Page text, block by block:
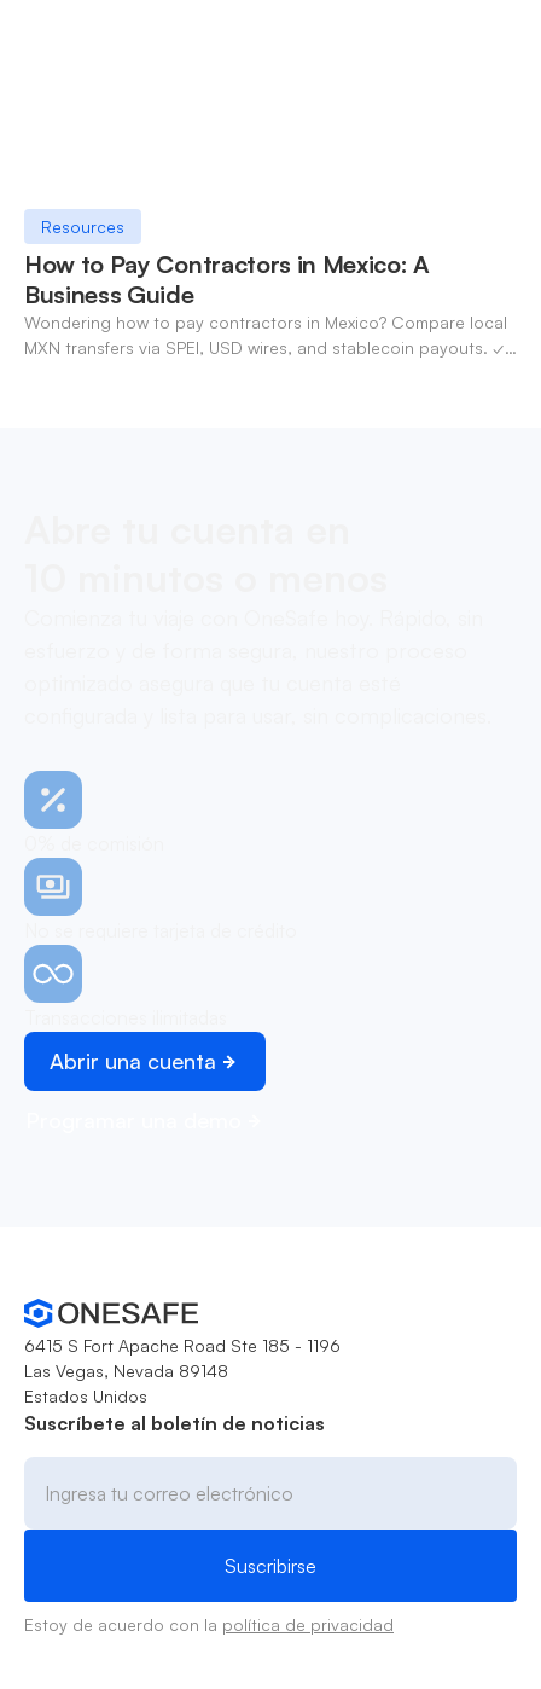
Resources
How to Pay Contractors in Mexico: A
Business Guide
Wondering how to pay contractors in Mexico? Compare local
MXN transfers via SPEI, USD wires, and stablecoin payouts. ✓
Abrir una cuenta
6415 S Fort Apache Road Ste 185 - 1196
Las Vegas, Nevada 89148
Estados Unidos
Suscríbete al boletín de noticias
Estoy de acuerdo con la política de privacidad